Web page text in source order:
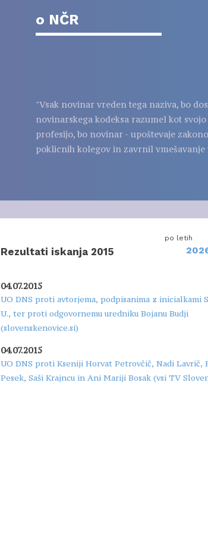
o NČR
"Vsak novinar vreden tega naziva, bo
novinarskega kodeksa razumel kot
profesijo, bo novinar - upoštevaje
poklicnih kolegov in zavrnil vmešavanje
Rezultati iskanja 2015
po letih
04.07.2015
UO DNS proti avtorjema, podpisanima z inicialkami
U., ter proti odgovornemu uredniku Bojanu Budji
(slovenskenovice.si)
04.07.2015
UO DNS proti Kseniji Horvat Petrovčič, Nadi Lavrič,
Pesek, Saši Krajncu in Ani Mariji Bosak (vsi TV